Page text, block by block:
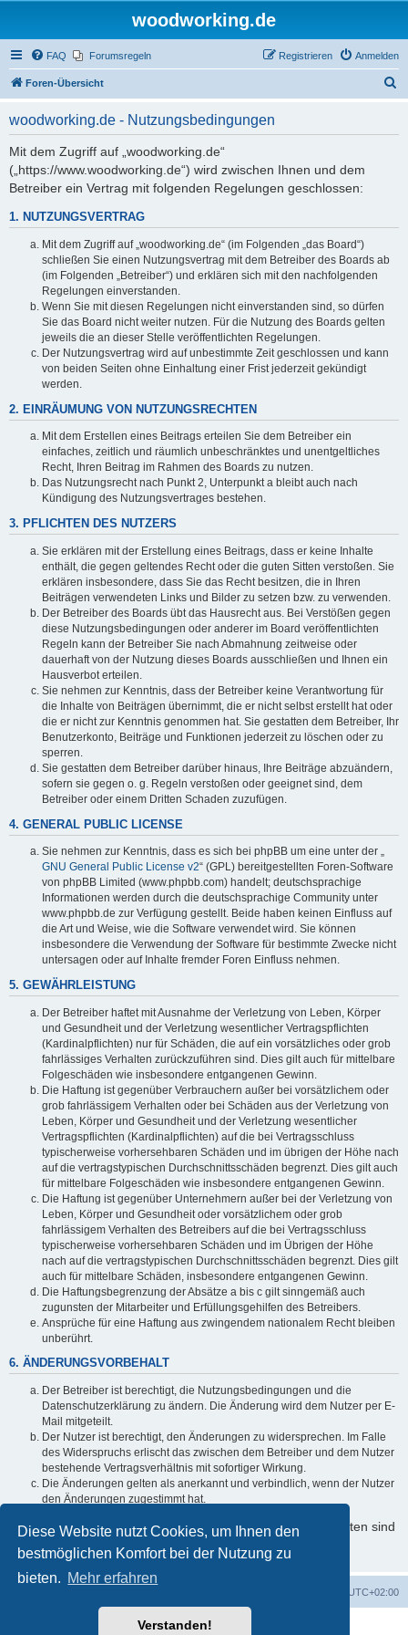
Diese Website nutzt Cookies, um Ihnen den
bestmöglichen Komfort bei der Nutzung zu
bieten. Mehr erfahren
Verstanden!
woodworking.de
FAQ Forumsregeln Anmelden
Registrieren
Foren-Übersicht
woodworking.de - Nutzungsbedingungen
Mit dem Zugriff auf „woodworking.de“
(„https://www.woodworking.de“) wird zwischen Ihnen und dem
Betreiber ein Vertrag mit folgenden Regelungen geschlossen:
1. NUTZUNGSVERTRAG
Mit dem Zugriff auf „woodworking.de“ (im Folgenden „das Board“)
schließen Sie einen Nutzungsvertrag mit dem Betreiber des Boards ab
(im Folgenden „Betreiber“) und erklären sich mit den nachfolgenden
Regelungen einverstanden.
Wenn Sie mit diesen Regelungen nicht einverstanden sind, so dürfen
Sie das Board nicht weiter nutzen. Für die Nutzung des Boards gelten
jeweils die an dieser Stelle veröffentlichten Regelungen.
Der Nutzungsvertrag wird auf unbestimmte Zeit geschlossen und kann
von beiden Seiten ohne Einhaltung einer Frist jederzeit gekündigt
werden.
2. EINRÄUMUNG VON NUTZUNGSRECHTEN
Mit dem Erstellen eines Beitrags erteilen Sie dem Betreiber ein
einfaches, zeitlich und räumlich unbeschränktes und unentgeltliches
Recht, Ihren Beitrag im Rahmen des Boards zu nutzen.
Das Nutzungsrecht nach Punkt 2, Unterpunkt a bleibt auch nach
Kündigung des Nutzungsvertrages bestehen.
3. PFLICHTEN DES NUTZERS
Sie erklären mit der Erstellung eines Beitrags, dass er keine Inhalte
enthält, die gegen geltendes Recht oder die guten Sitten verstoßen. Sie
erklären insbesondere, dass Sie das Recht besitzen, die in Ihren
Beiträgen verwendeten Links und Bilder zu setzen bzw. zu verwenden.
Der Betreiber des Boards übt das Hausrecht aus. Bei Verstößen gegen
diese Nutzungsbedingungen oder anderer im Board veröffentlichten
Regeln kann der Betreiber Sie nach Abmahnung zeitweise oder
dauerhaft von der Nutzung dieses Boards ausschließen und Ihnen ein
Hausverbot erteilen.
Sie nehmen zur Kenntnis, dass der Betreiber keine Verantwortung für
die Inhalte von Beiträgen übernimmt, die er nicht selbst erstellt hat oder
die er nicht zur Kenntnis genommen hat. Sie gestatten dem Betreiber, Ihr
Benutzerkonto, Beiträge und Funktionen jederzeit zu löschen oder zu
sperren.
Sie gestatten dem Betreiber darüber hinaus, Ihre Beiträge abzuändern,
sofern sie gegen o. g. Regeln verstoßen oder geeignet sind, dem
Betreiber oder einem Dritten Schaden zuzufügen.
4. GENERAL PUBLIC LICENSE
Sie nehmen zur Kenntnis, dass es sich bei phpBB um eine unter der „
GNU General Public License v2“ (GPL) bereitgestellten Foren-Software
von phpBB Limited (www.phpbb.com) handelt; deutschsprachige
Informationen werden durch die deutschsprachige Community unter
www.phpbb.de zur Verfügung gestellt. Beide haben keinen Einfluss auf
die Art und Weise, wie die Software verwendet wird. Sie können
insbesondere die Verwendung der Software für bestimmte Zwecke nicht
untersagen oder auf Inhalte fremder Foren Einfluss nehmen.
5. GEWÄHRLEISTUNG
Der Betreiber haftet mit Ausnahme der Verletzung von Leben, Körper
und Gesundheit und der Verletzung wesentlicher Vertragspflichten
(Kardinalpflichten) nur für Schäden, die auf ein vorsätzliches oder grob
fahrlässiges Verhalten zurückzuführen sind. Dies gilt auch für mittelbare
Folgeschäden wie insbesondere entgangenen Gewinn.
Die Haftung ist gegenüber Verbrauchern außer bei vorsätzlichem oder
grob fahrlässigem Verhalten oder bei Schäden aus der Verletzung von
Leben, Körper und Gesundheit und der Verletzung wesentlicher
Vertragspflichten (Kardinalpflichten) auf die bei Vertragsschluss
typischerweise vorhersehbaren Schäden und im übrigen der Höhe nach
auf die vertragstypischen Durchschnittsschäden begrenzt. Dies gilt auch
für mittelbare Folgeschäden wie insbesondere entgangenen Gewinn.
Die Haftung ist gegenüber Unternehmern außer bei der Verletzung von
Leben, Körper und Gesundheit oder vorsätzlichem oder grob
fahrlässigem Verhalten des Betreibers auf die bei Vertragsschluss
typischerweise vorhersehbaren Schäden und im Übrigen der Höhe
nach auf die vertragstypischen Durchschnittsschäden begrenzt. Dies gilt
auch für mittelbare Schäden, insbesondere entgangenen Gewinn.
Die Haftungsbegrenzung der Absätze a bis c gilt sinngemäß auch
zugunsten der Mitarbeiter und Erfüllungsgehilfen des Betreibers.
Ansprüche für eine Haftung aus zwingendem nationalem Recht bleiben
unberührt.
6. ÄNDERUNGSVORBEHALT
Der Betreiber ist berechtigt, die Nutzungsbedingungen und die
Datenschutzerklärung zu ändern. Die Änderung wird dem Nutzer per E-
Mail mitgeteilt.
Der Nutzer ist berechtigt, den Änderungen zu widersprechen. Im Falle
des Widerspruchs erlischt das zwischen dem Betreiber und dem Nutzer
bestehende Vertragsverhältnis mit sofortiger Wirkung.
Die Änderungen gelten als anerkannt und verbindlich, wenn der Nutzer
den Änderungen zugestimmt hat.
Informationen über den Umgang mit Ihren persönlichen Daten sind
in der Datenschutzerklärung enthalten.
UTC+02:00
Powered byphpBB® Forum Software © phpBB Limited